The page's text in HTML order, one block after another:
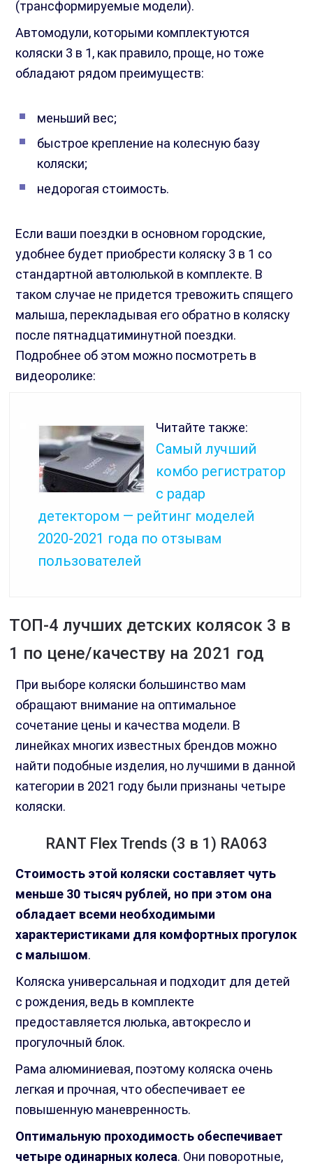
(трансформируемые модели).
Автомодули, которыми комплектуются
коляски 3 в 1, как правило, проще, но тоже
обладают рядом преимуществ:
меньший вес;
быстрое крепление на колесную базу
коляски;
недорогая стоимость.
Если ваши поездки в основном городские,
удобнее будет приобрести коляску 3 в 1 со
стандартной автолюлькой в комплекте. В
таком случае не придется тревожить спящего
малыша, перекладывая его обратно в коляску
после пятнадцатиминутной поездки.
Подробнее об этом можно посмотреть в
видеоролике:
Читайте также:
Самый лучший
комбо регистратор
с радар
детектором — рейтинг моделей
2020-2021 года по отзывам
пользователей
ТОП-4 лучших детских колясок 3 в
1 по цене/качеству на 2021 год
При выборе коляски большинство мам
обращают внимание на оптимальное
сочетание цены и качества модели. В
линейках многих известных брендов можно
найти подобные изделия, но лучшими в данной
категории в 2021 году были признаны четыре
коляски.
RANT Flex Trends (3 в 1) RA063
Стоимость этой коляски составляет чуть
меньше 30 тысяч рублей, но при этом она
обладает всеми необходимыми
характеристиками для комфортных прогулок
с малышом.
Коляска универсальная и подходит для детей
с рождения, ведь в комплекте
предоставляется люлька, автокресло и
прогулочный блок.
Рама алюминиевая, поэтому коляска очень
легкая и прочная, что обеспечивает ее
повышенную маневренность.
Оптимальную проходимость обеспечивает
четыре одинарных колеса. Они поворотные,